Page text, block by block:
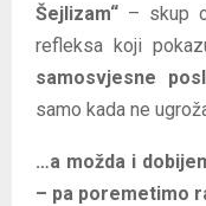
Šejlizam“ – skup
refleksa koji
samosvjesne
samo kada ne
…a možda i
– pa poremetimo